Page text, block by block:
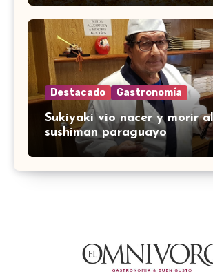
Destacado Gastronomía
Sukiyaki vio nacer y morir
sushiman paraguayo